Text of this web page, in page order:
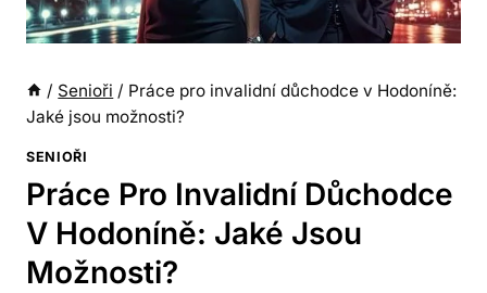
/ Senioři / Práce pro invalidní důchodce v Hodoníně:
Jaké jsou možnosti?
SENIOŘI
Práce Pro Invalidní Důchodce
V Hodoníně: Jaké Jsou
Možnosti?